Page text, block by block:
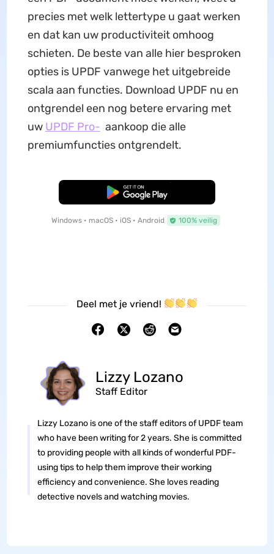
precies met welk lettertype u gaat werken
en dat kan uw productiviteit omhoog
schieten. De beste van alle hier besproken
opties is UPDF vanwege het uitgebreide
scala aan functies. Download UPDF nu en
ontgrendel een nog betere ervaring met
uw UPDF Pro- aankoop die alle
premiumfuncties ontgrendelt.
Gratis Download
Windows • macOS • iOS • Android 100% veilig
Deel met je vriend!
Lizzy Lozano
Staff Editor
Lizzy Lozano is one of the staff editors of UPDF team
who have been writing for 2 years. She is committed
to providing people with all kinds of wonderful PDF-
using tips to help them improve their working
efficiency and convenience. She loves reading
detective novels and watching movies.